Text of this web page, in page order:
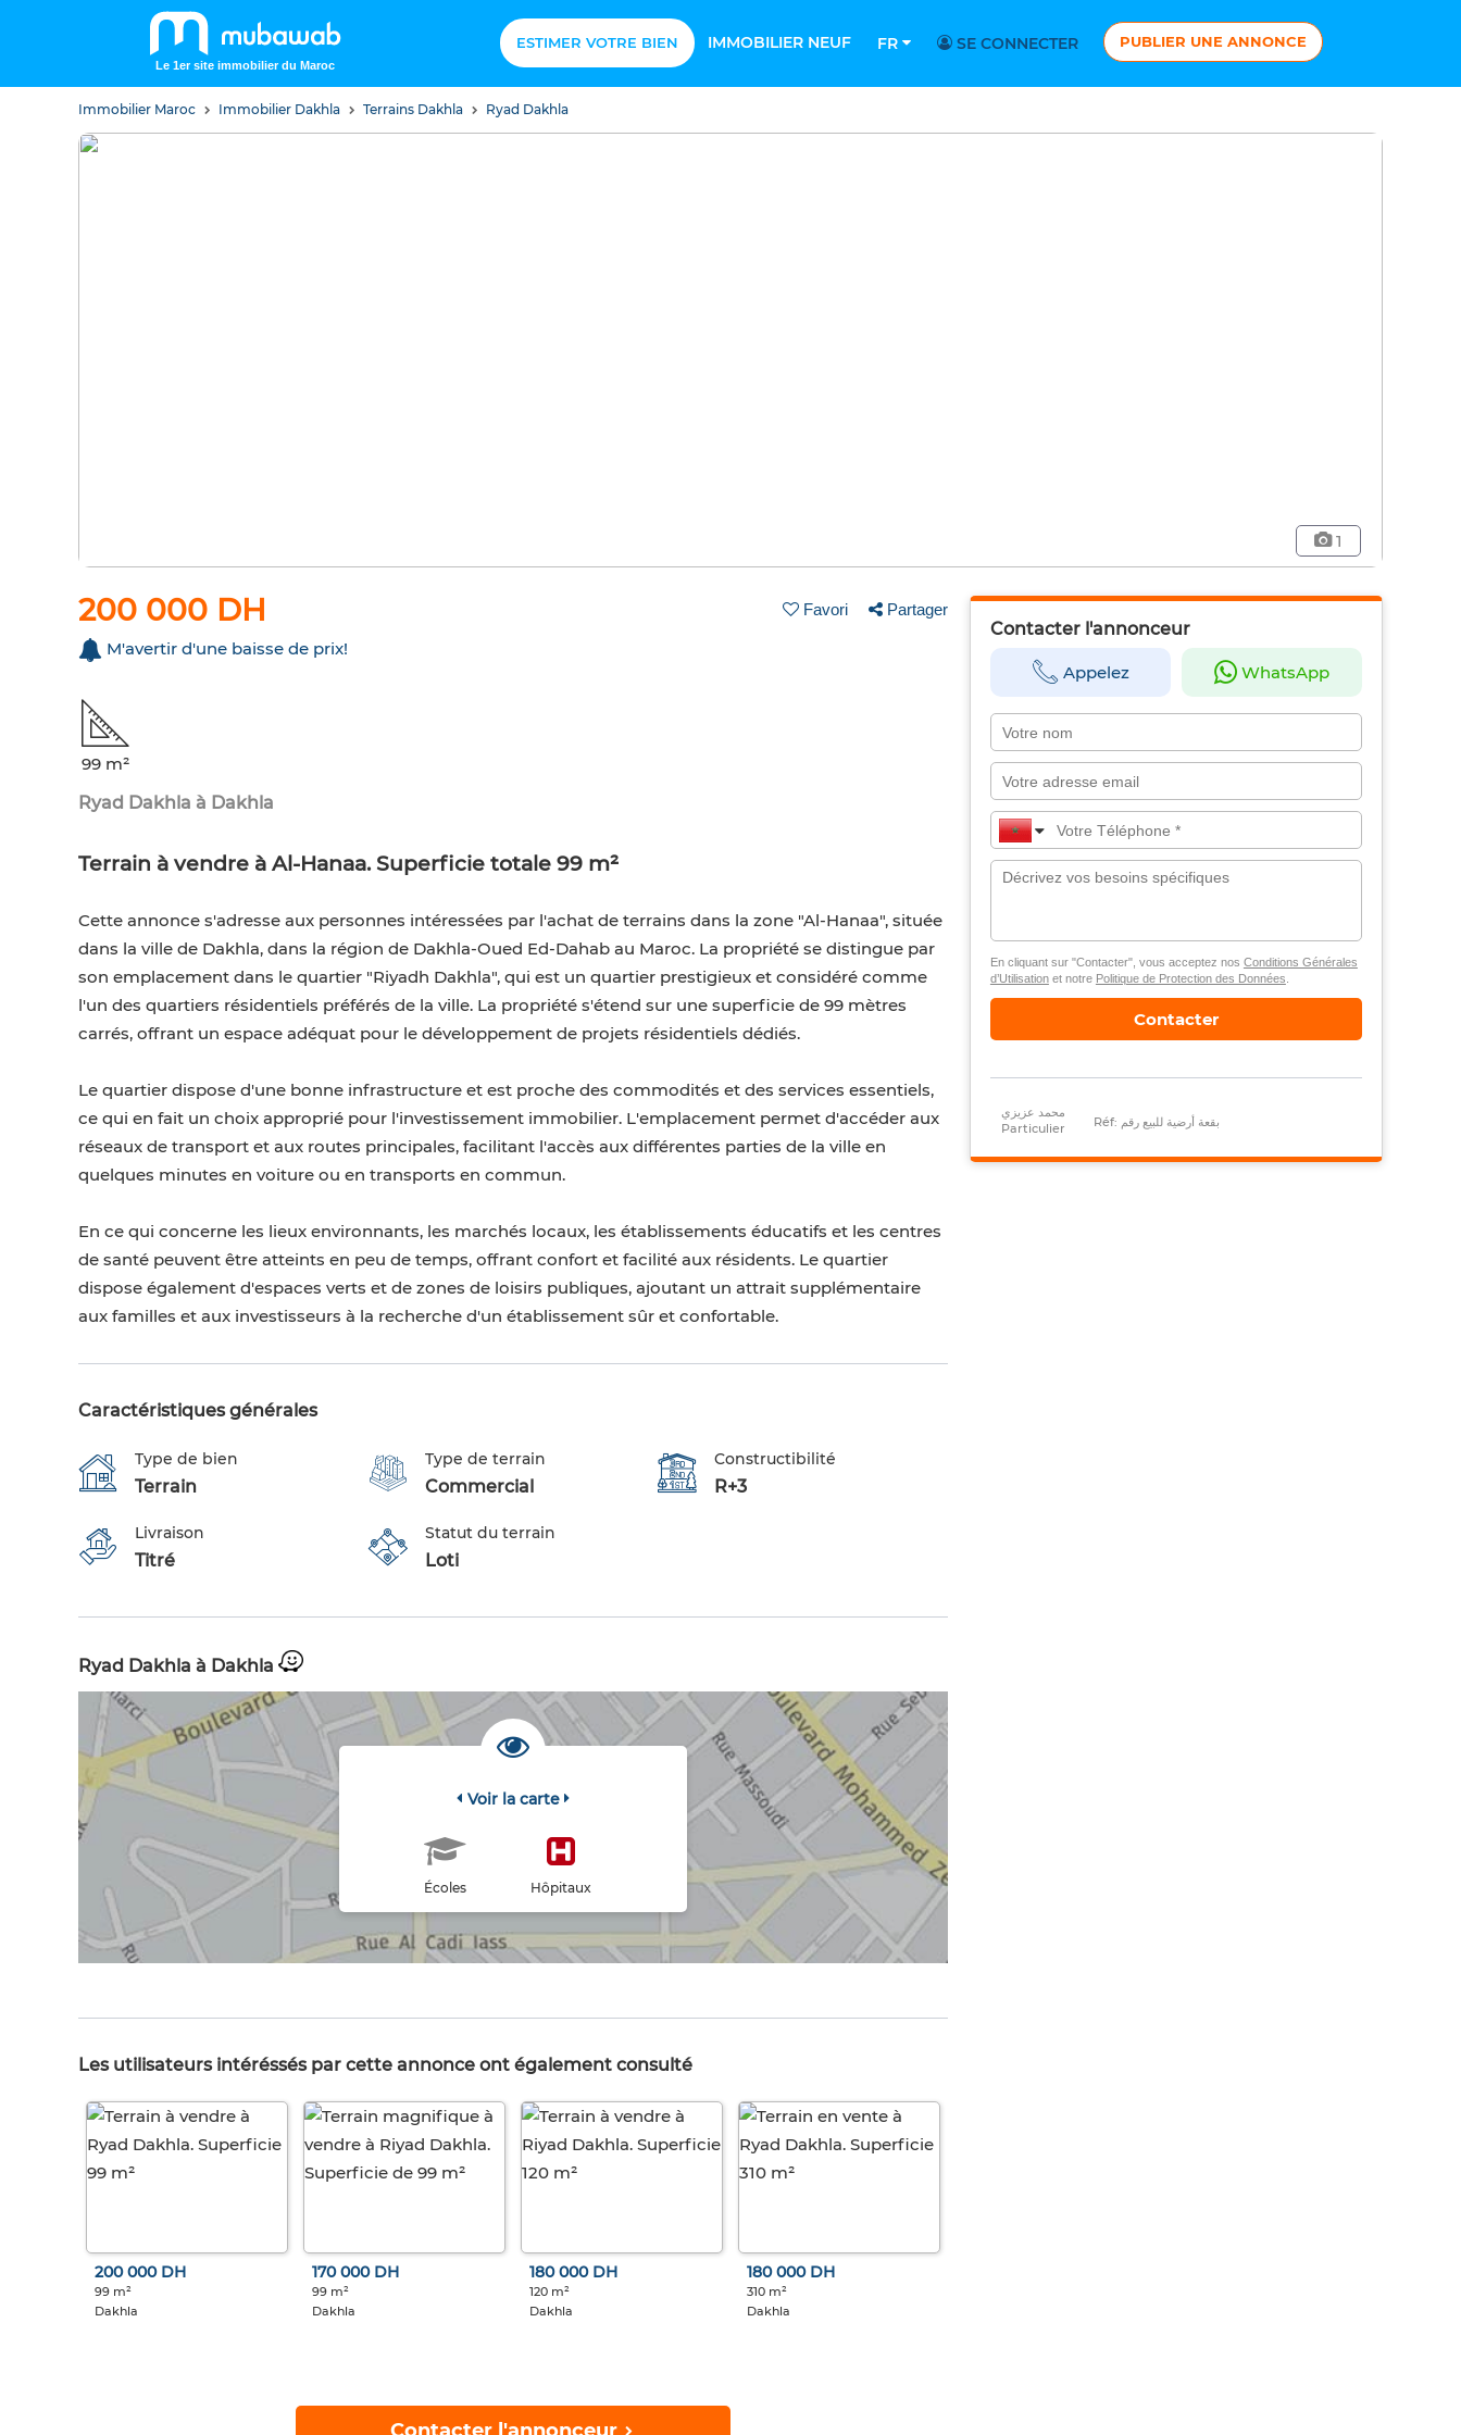
Le 1er site immobilier du Maroc
ESTIMER VOTRE BIEN IMMOBILIER NEUF FR SE CONNECTER PUBLIER UNE ANNONCE
Immobilier Maroc Immobilier Dakhla Terrains Dakhla Ryad Dakhla
1
200 000 DH Favori Partager
M'avertir d'une baisse de prix!
99 m²
Ryad Dakhla à Dakhla
Terrain à vendre à Al-Hanaa. Superficie totale 99 m²
Cette annonce s'adresse aux personnes intéressées par l'achat de terrains dans la zone "Al-Hanaa", située
dans la ville de Dakhla, dans la région de Dakhla-Oued Ed-Dahab au Maroc. La propriété se distingue par
son emplacement dans le quartier "Riyadh Dakhla", qui est un quartier prestigieux et considéré comme
l'un des quartiers résidentiels préférés de la ville. La propriété s'étend sur une superficie de 99 mètres
carrés, offrant un espace adéquat pour le développement de projets résidentiels dédiés.
Le quartier dispose d'une bonne infrastructure et est proche des commodités et des services essentiels,
ce qui en fait un choix approprié pour l'investissement immobilier. L'emplacement permet d'accéder aux
réseaux de transport et aux routes principales, facilitant l'accès aux différentes parties de la ville en
quelques minutes en voiture ou en transports en commun.
En ce qui concerne les lieux environnants, les marchés locaux, les établissements éducatifs et les centres
de santé peuvent être atteints en peu de temps, offrant confort et facilité aux résidents. Le quartier
dispose également d'espaces verts et de zones de loisirs publiques, ajoutant un attrait supplémentaire
aux familles et aux investisseurs à la recherche d'un établissement sûr et confortable.
Caractéristiques générales
Type de bien
Terrain
Type de terrain
Commercial
Constructibilité
R+3
Livraison
Titré
Statut du terrain
Loti
Ryad Dakhla à Dakhla
Voir la carte
Écoles Hôpitaux
Les utilisateurs intéréssés par cette annonce ont également consulté
200 000 DH
99 m²
Dakhla
170 000 DH
99 m²
Dakhla
180 000 DH
120 m²
Dakhla
180 000 DH
310 m²
Dakhla
Contacter l'annonceur
Appelez WhatsApp
En cliquant sur "Contacter", vous acceptez nos Conditions Générales
d’Utilisationet notre Politique de Protection des Données
Contacter
محمد عزيزي
Particulier
Réf: بقعة أرضية للبيع رقم